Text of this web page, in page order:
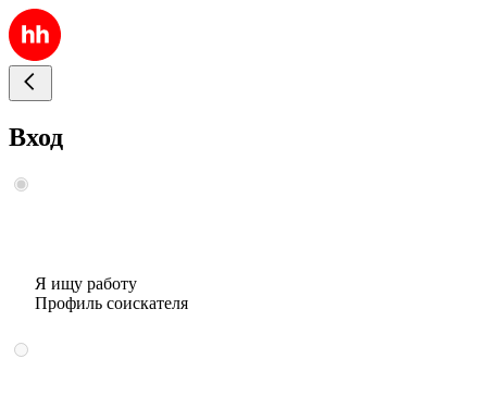
Вход
Я ищу работу
Профиль соискателя